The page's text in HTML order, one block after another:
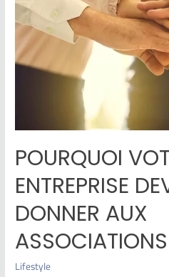
POURQUOI
ENTREPRISE
DONNER AUX
Lifestyle